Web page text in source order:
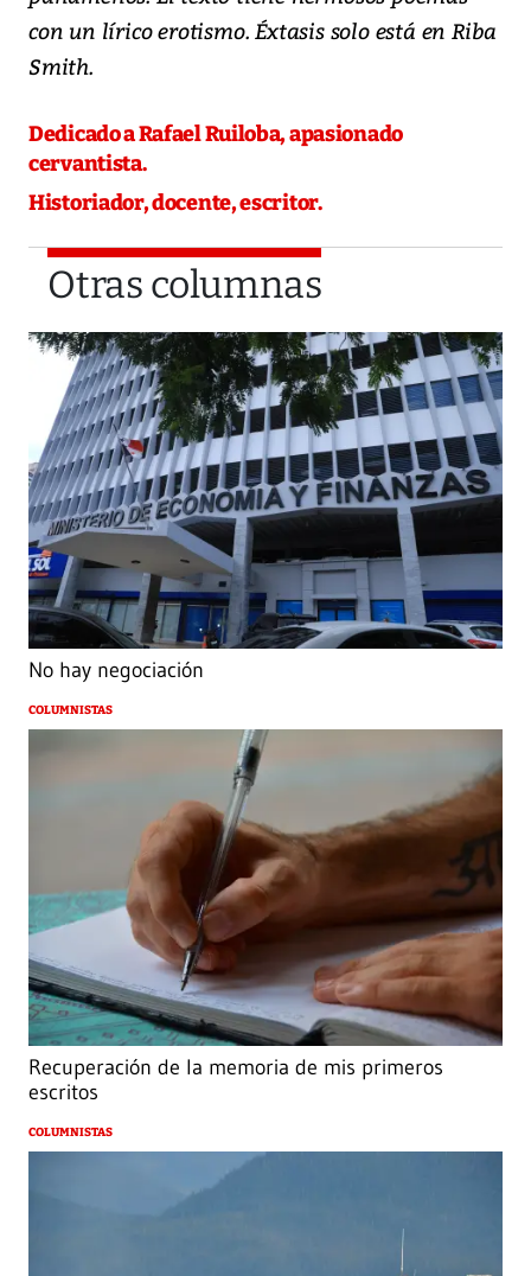
con un lírico erotismo. Éxtasis solo está en Riba
Smith.
Dedicado a Rafael Ruiloba, apasionado
cervantista.
Historiador, docente, escritor.
Otras columnas
No hay negociación
COLUMNISTAS
Recuperación de la memoria de mis primeros
escritos
COLUMNISTAS